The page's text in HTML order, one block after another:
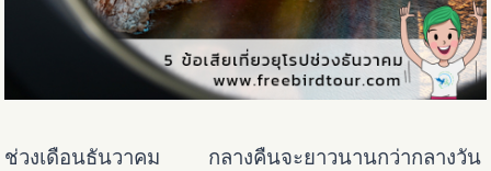
ช่วงเดือนธันวาคม กลางคืนจะยาวนานกว่ากลางวัน